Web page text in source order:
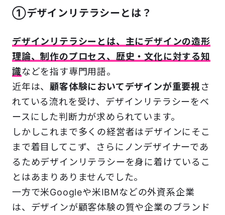
①デザインリテラシーとは？
デザインリテラシーとは、主にデザインの造形
理論、制作のプロセス、歴史・文化に対する知
識などを指す専門用語。
近年は、顧客体験においてデザインが重要視 さ
れている流れを受け、デザインリテラシーをベ
ースにした判断力が求められています。
しかしこれまで多くの経営者はデザインにそこ
まで着目してこず、さらにノンデザイナーであ
るためデザインリテラシーを身に着けているこ
とはあまりありませんでした。
一方で米Googleや米IBMなどの外資系企業
は、デザインが顧客体験の質や企業のブランド